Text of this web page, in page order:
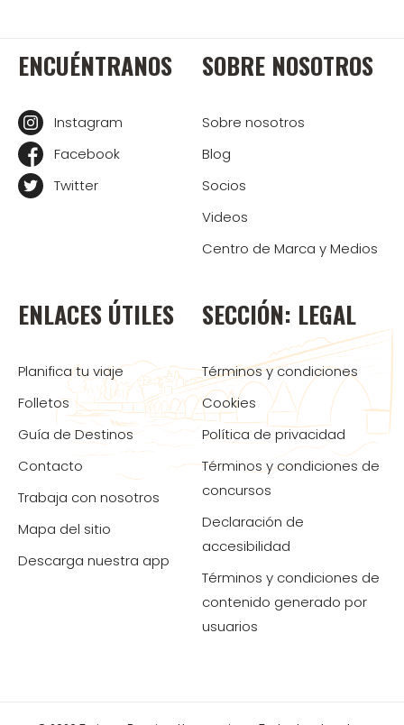
ENCUÉNTRANOS
Instagram
Facebook
Twitter
SOBRE NOSOTROS
Sobre nosotros
Blog
Socios
Videos
Centro de Marca y Medios
ENLACES ÚTILES
Planifica tu viaje
Folletos
Guía de Destinos
Contacto
Trabaja con nosotros
Mapa del sitio
Descarga nuestra app
SECCIÓN: LEGAL
Términos y condiciones
Cookies
Política de privacidad
Términos y condiciones de
concursos
Declaración de
accesibilidad
Términos y condiciones de
contenido generado por
usuarios